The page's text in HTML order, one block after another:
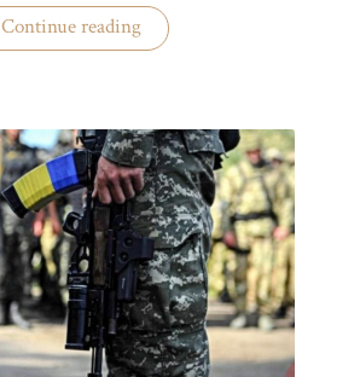
Continue reading«Кто
помог
прямо
из
суда
экс-
замминистру
Аверьянову»